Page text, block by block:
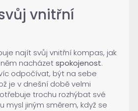
vnitřní
najít svůj vnitřní kompas, jak
něm nacházetspokojenost.
odpočívat, být na sebe
je v dnešní době velmi
trochu rozhýbat své
mysl jiným směrem, když se